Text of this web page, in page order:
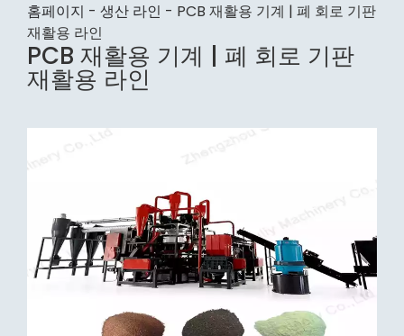
홈페이지 - 생산 라인 - PCB 재활용 기계 | 폐 회로 기판
재활용 라인
PCB 재활용 기계 | 폐 회로 기판
재활용 라인